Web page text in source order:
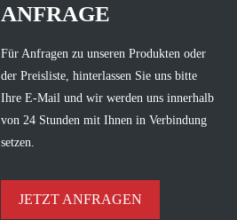
ANFRAGE
Für Anfragen zu unseren Produkten oder
der Preisliste, hinterlassen Sie uns bitte
Ihre E-Mail und wir werden uns innerhalb
von 24 Stunden mit Ihnen in Verbindung
setzen.
JETZT ANFRAGEN